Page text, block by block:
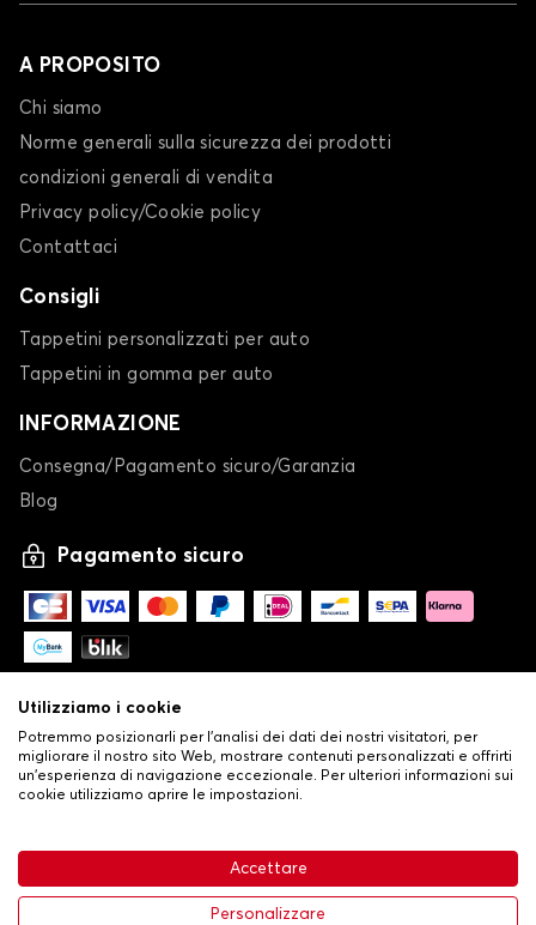
63,99 € Aggiungi al carrello
A PROPOSITO
Chi siamo
Norme generali sulla sicurezza dei prodotti
condizioni generali di vendita
Privacy policy/Cookie policy
Contattaci
Consigli
Tappetini personalizzati per auto
Tappetini in gomma per auto
INFORMAZIONE
Consegna/Pagamento sicuro/Garanzia
Blog
Pagamento sicuro
Condizioni generali di vendita•
Politica sulla privacy e sui cookie•Livraison
Utilizziamo i cookie
Potremmo posizionarli per l'analisi dei dati dei nostri visitatori, per
migliorare il nostro sito Web, mostrare contenuti personalizzati e offrirti
un'esperienza di navigazione eccezionale. Per ulteriori informazioni sui
cookie utilizziamo aprire le impostazioni.
Accettare
Personalizzare